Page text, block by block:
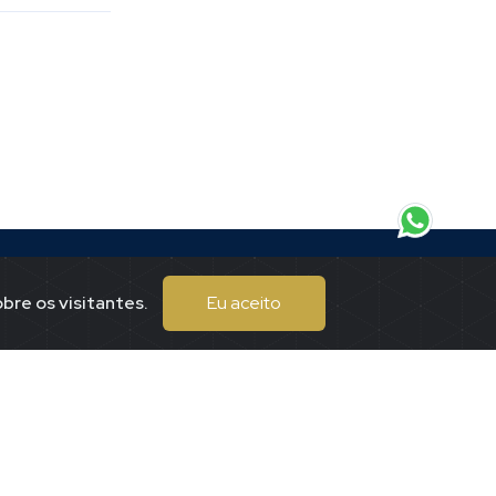
Endereço
Praça Tuiti, 167
os visitantes. Eu aceito